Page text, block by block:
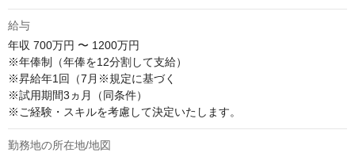
給与
年収 700万円 〜 1200万円
※年俸制（年俸を12分割して支給）
※昇給年1回（7月※規定に基づく
※試用期間3ヵ月（同条件）
※ご経験・スキルを考慮して決定いたします。
勤務地の所在地/地図